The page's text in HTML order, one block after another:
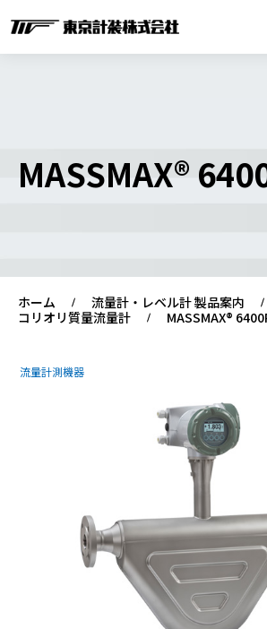
MASSMAX®
ホーム
流量計・レベル計 製品案内
コリオリ質量流量計
MASSMAX®
流量計測機器